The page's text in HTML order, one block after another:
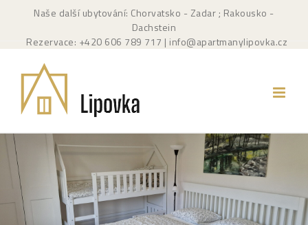
Přeskočit
obsah
Naše další ubytování: Chorvatsko - Zadar; Rakousko -
Dachstein
Rezervace: +420 606 789 717 | info@apartmanylipovka.cz